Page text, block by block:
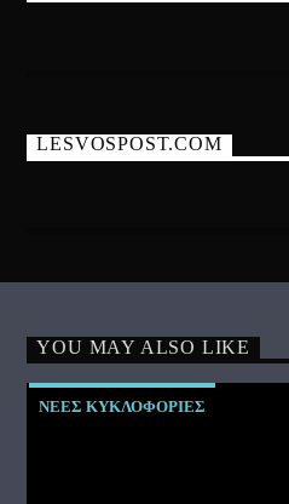
LESVOSPOST.COM
YOU MAY ALSO LIKE
ΝΕΕΣ ΚΥΚΛΟΦΟΡΙΕΣ